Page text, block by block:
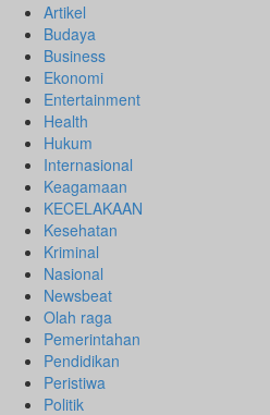
Artikel
Budaya
Business
Ekonomi
Entertainment
Health
Hukum
Internasional
Keagamaan
KECELAKAAN
Kesehatan
Kriminal
Nasional
Newsbeat
Olah raga
Pemerintahan
Pendidikan
Peristiwa
Politik